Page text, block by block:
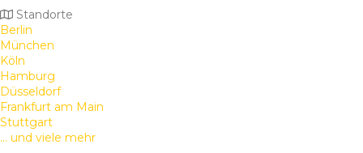
Standorte
Berlin
München
Köln
Hamburg
Düsseldorf
Frankfurt am Main
Stuttgart
... und viele mehr